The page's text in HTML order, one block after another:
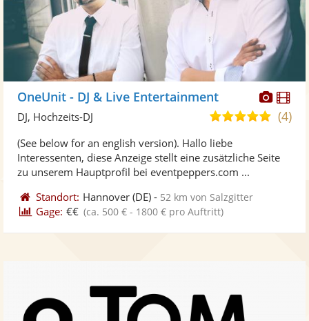
OneUnit - DJ & Live Entertainment
5,0(4)
DJ, Hochzeits-DJ
(See below for an english version). Hallo liebe
Interessenten, diese Anzeige stellt eine zusätzliche Seite
zu unserem Hauptprofil bei eventpeppers.com ...
Standort: Hannover (DE) - 52 km von Salzgitter
Gage: €€ (ca. 500 € - 1800 € pro Auftritt)